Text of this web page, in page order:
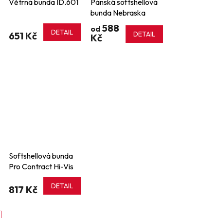
Větrná bunda ID.601
651 Kč DETAIL
Pánská softshellová
bunda Nebraska
od 588
Kč
DETAIL
Softshellová bunda
Pro Contract Hi-Vis
817 Kč DETAIL